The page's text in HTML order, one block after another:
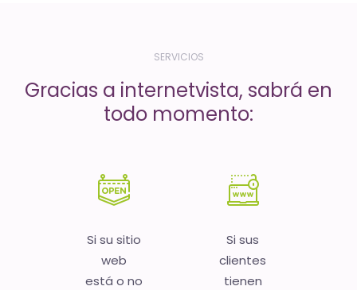
oro
SERVICIOS
Gracias a internetvista, sabrá en
todo momento:
Si su sitio
web
está o no
Si sus
clientes
tienen